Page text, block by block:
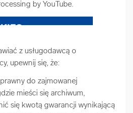
by YouTube.
z usługodawcą o
upewnij się, że:
do zajmowanej
mieści się archiwum,
się kwotą gwarancji wynikającą